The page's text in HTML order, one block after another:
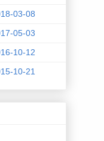
03-08
05-03
10-12
10-21